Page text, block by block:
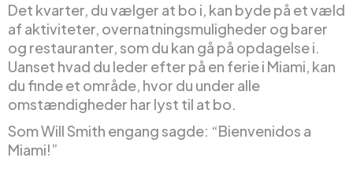
Det kvarter, du vælger at bo i, kan byde på et væld
af aktiviteter, overnatningsmuligheder og barer
og restauranter, som du kan gå på opdagelse i.
Uanset hvad du leder efter på en ferie i Miami, kan
du finde et område, hvor du under alle
omstændigheder har lyst til at bo.
Som Will Smith engang sagde: “Bienvenidos a
Miami!”